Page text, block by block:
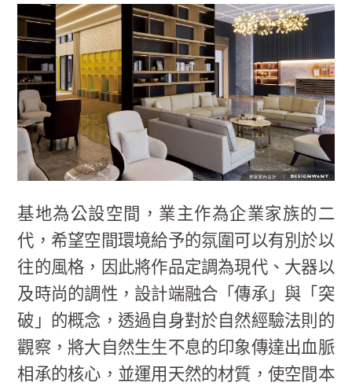
基地為公設空間，業主作為企業家族的二
代，希望空間環境給予的氛圍可以有別於以
往的風格，因此將作品定調為現代、大器以
及時尚的調性，設計端融合「傳承」與「突
破」的概念，透過自身對於自然經驗法則的
觀察，將大自然生生不息的印象傳達出血脈
相承的核心，並運用天然的材質，使空間本